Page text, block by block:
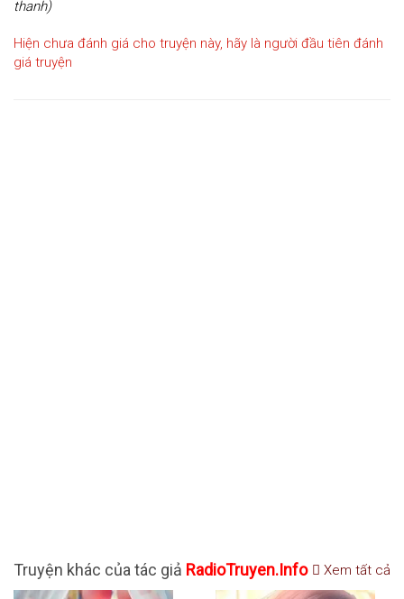
thanh)
Hiện chưa đánh giá cho truyện này, hãy là người đầu tiên đánh
giá truyện
Truyện khác của tác giả RadioTruyen.Info Xem tất cả